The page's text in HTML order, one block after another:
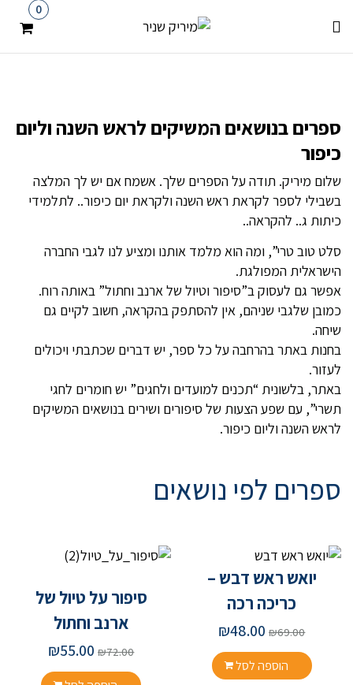
0
ספרים בנושאים המשיקים לראש השנה וליום
כיפור
שלום מיריק. תודה על הספרים שלך. אשמח אם יש לך המלצה
בשבילי לספר לקראת ראש השנה ולקראת יום כיפור.. לתלמידי
כיתות ג.. להקראה..
סלט טוב טרי”, ומה הוא מלמד אותנו ומציע לנו לגבי החברה
הישראלית המפולגת.
אפשר גם לעסוק ב”סיפור וטיול של ארנב וחתול” באותה רוח.
כמובן שלגבי שניהם, אין להסתפק בהקראה, חשוב לקיים גם
שיחה.
בחנות באתר בהרחבה על כל ספר, יש דברים שכתבתי ויכולים
לעזור.
באתר, בלשונית “תכנים למועדים ולחגים” יש חומרים לחגי
תשרי”, עם שפע הצעות של סיפורים ושירים בנושאים המשיקים
לראש השנה וליום כיפור.
ספרים לפי נושאים
יואש ראש דבש –
כריכה רכה
₪69.00 המחיר
היה:
₪69.00.
₪48.00 המחיר
הוא:
₪48.00.
הוספה לסל
סיפור על טיול של
ארנב וחתול
₪72.00 המחיר
היה:
₪55.00 המחיר
הוא: